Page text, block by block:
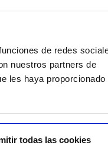
de redes
nuestros partners de
les haya proporcionado
todas las cookies